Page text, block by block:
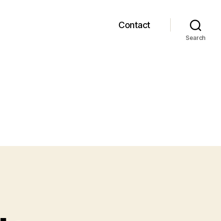
Contact
Search